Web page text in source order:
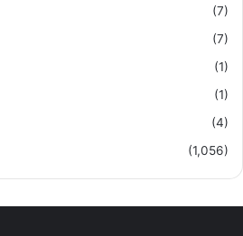
(7)
(7)
(1)
(1)
(4)
(1,056)